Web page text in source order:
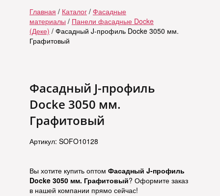
Главная / Каталог / Фасадные
материалы / Панели фасадные Docke
(Деке) / Фасадный J-профиль Docke 3050 мм.
Графитовый
Фасадный J-профиль
Docke 3050 мм.
Графитовый
Артикул: SOFO10128
Вы хотите купить оптом Фасадный J-профиль
Docke 3050 мм. Графитовый? Оформите заказ
в нашей компании прямо сейчас!